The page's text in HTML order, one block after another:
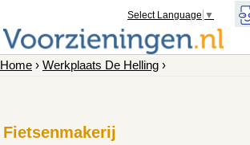
Select Language ▼
Home › Werkplaats De Helling ›
Fietsenmakerij